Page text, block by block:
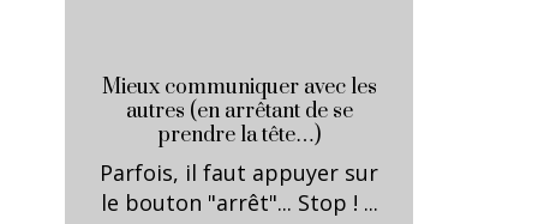
Mieux communiquer avec les
autres (en arrêtant de se
prendre la tête…)
Parfois, il faut appuyer sur
le bouton "arrêt"... Stop ! ...